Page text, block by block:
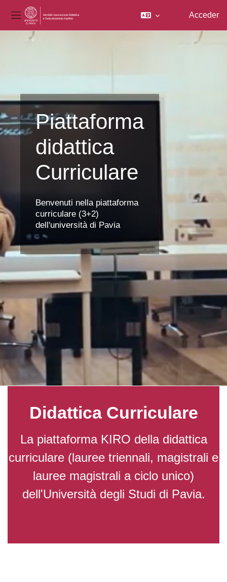
Salta al contenido principal
Panel lateral
Acceder
Piattaforma
didattica
Curriculare
Benvenuti nella piattaforma
curriculare (3+2)
dell'università di Pavia
Didattica Curriculare
La piattaforma KIRO della didattica
curriculare (lauree triennali, magistrali e
lauree magistrali a ciclo unico)
dell'Università degli Studi di Pavia.